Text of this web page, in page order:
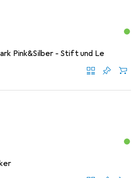
Pink&Silber - Stift und Le